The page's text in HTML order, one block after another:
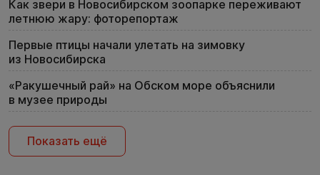
Как звери в Новосибирском зоопарке переживают
летнюю жару: фоторепортаж
Первые птицы начали улетать на зимовку
из Новосибирска
«Ракушечный рай» на Обском море объяснили
в музее природы
Показать ещё